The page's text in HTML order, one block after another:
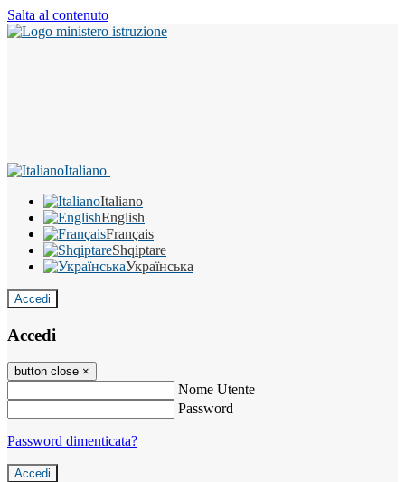
Salta al contenuto
Italiano
Italiano
English
Français
Shqiptare
Українська
Accedi
Accedi
button close ×
Nome Utente
Password
Password dimenticata?